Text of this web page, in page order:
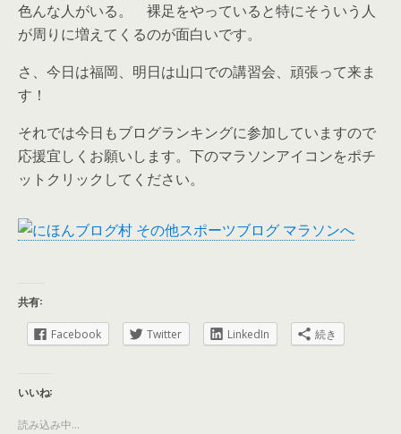
色んな人がいる。 裸足をやっていると特にそういう人
が周りに増えてくるのが面白いです。
さ、今日は福岡、明日は山口での講習会、頑張って来ま
す！
それでは今日もブログランキングに参加していますので
応援宜しくお願いします。下のマラソンアイコンをポチ
ットクリックしてください。
共有:
Facebook Twitter LinkedIn 続き
いいね:
読み込み中...